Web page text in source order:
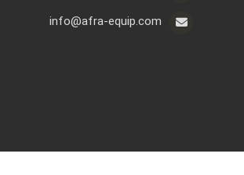
info@afra-equip.com